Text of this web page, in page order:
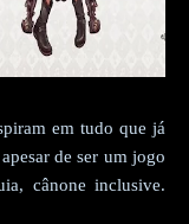
em tudo que já
de ser um jogo
cânone inclusive.